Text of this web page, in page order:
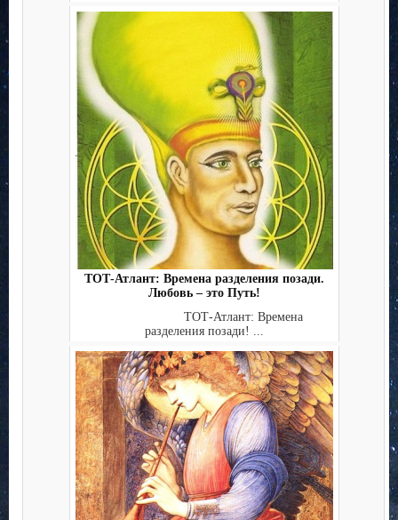
ТОТ-Атлант: Времена разделения позади.
Любовь – это Путь!
ТОТ-Атлант: Времена
разделения позади! ...